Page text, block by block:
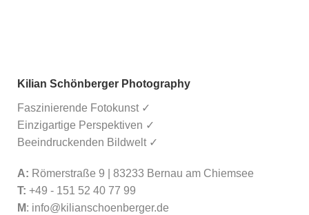
Kilian Schönberger Photography
Faszinierende Fotokunst ✓
Einzigartige Perspektiven ✓
Beeindruckenden Bildwelt ✓
A: Römerstraße 9 | 83233 Bernau am Chiemsee
T: +49 - 151 52 40 77 99
M: info@kilianschoenberger.de